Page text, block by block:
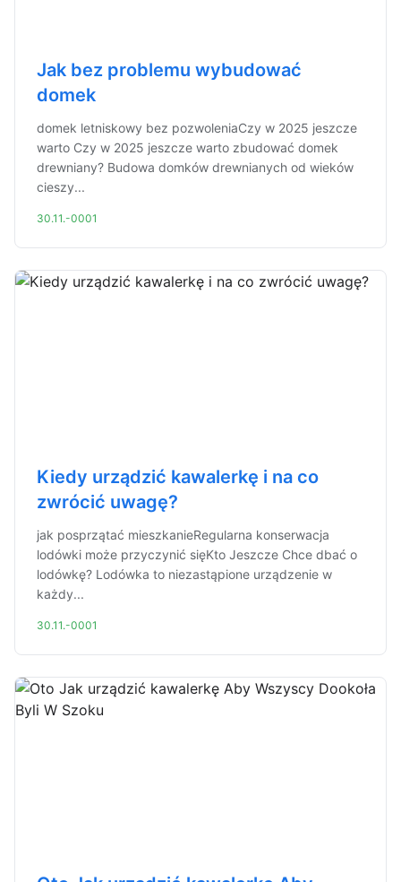
Jak bez problemu wybudować
domek
domek letniskowy bez pozwoleniaCzy w 2025 jeszcze
warto Czy w 2025 jeszcze warto zbudować domek
drewniany? Budowa domków drewnianych od wieków
cieszy...
30.11.-0001
Kiedy urządzić kawalerkę i na co
zwrócić uwagę?
jak posprzątać mieszkanieRegularna konserwacja
lodówki może przyczynić sięKto Jeszcze Chce dbać o
lodówkę? Lodówka to niezastąpione urządzenie w
każdy...
30.11.-0001